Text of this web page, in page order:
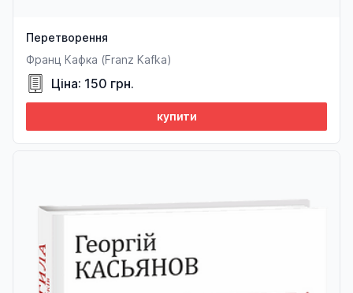
Перетворення
Франц Кафка (Franz Kafka)
Ціна: 150 грн.
купити